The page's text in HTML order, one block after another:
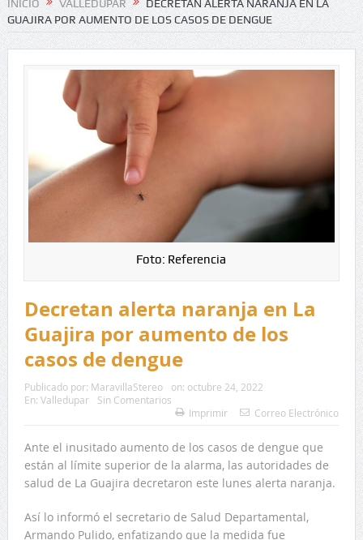
INICIO VALLEDUPAR
DECRETAN ALERTA NARANJA EN LA
GUAJIRA POR AUMENTO DE LOS CASOS DE DENGUE
Foto: Referencia
Decretan alerta naranja en La
Guajira por aumento de los
casos de dengue
Publicado por: MaravillaStereo on: octubre 24, 2022
En: Valledupar
Sin Comentarios
Imprimir
Correo Electrónico
Ante el inusitado aumento de los casos de dengue que
están al límite superior de la alarma, las autoridades de
salud de La Guajira decretaron este lunes alerta naranja.
Así lo informó el secretario de Salud Departamental,
Armando Pulido, enfatizando que la medida fue